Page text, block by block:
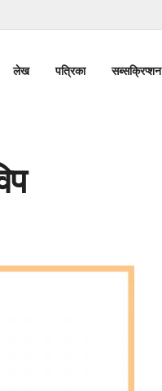
लेख पत्रिका सब्सक्रिप्शन